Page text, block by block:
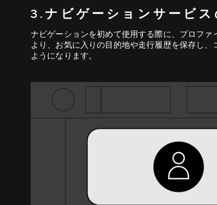
3.ナビゲーションサービス
ナビゲーションを初めて使用する際に、プロフ
より、お気に入りの目的地や走行履歴を保存し
ようになります。